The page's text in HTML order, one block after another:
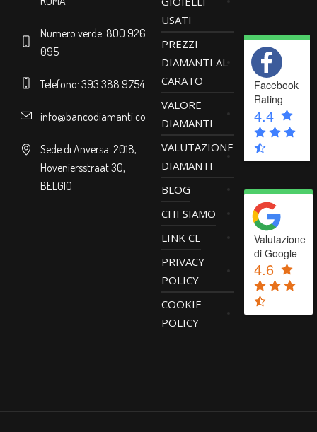
Numero verde: 800 926
095
Telefono: 393 388 9754
info@bancodiamanti.com
Sede di Anversa: 2018,
Hoveniersstraat 30,
BELGIO
USATI
PREZZI
DIAMANTI AL
CARATO
VALORE
DIAMANTI
VALUTAZIONE
DIAMANTI
BLOG
CHI SIAMO
LINK CE
PRIVACY
POLICY
COOKIE
POLICY
Facebook
Rating
4.4
Valutazione
di Google
4.6